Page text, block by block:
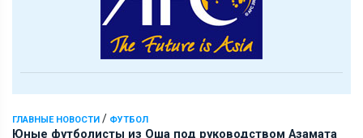
ГЛАВНЫЕ НОВОСТИ / ФУТБОЛ
Юные футболисты из Оша под руководством Азамата